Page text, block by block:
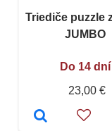
Triediče puzzle
JUMBO
Do 14 dní
23,00 €